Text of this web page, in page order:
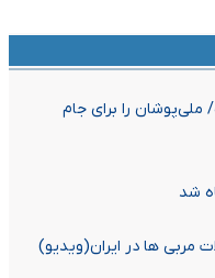
را برای جام
شد
ها در ایران(ویدیو)